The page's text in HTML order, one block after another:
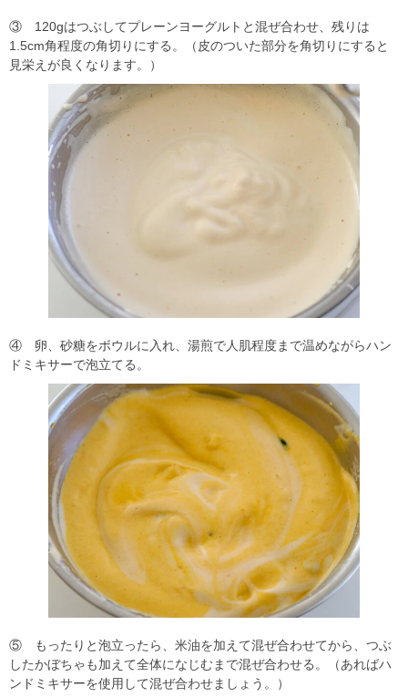
③ 120gはつぶしてプレーンヨーグルトと混ぜ合わせ、残りは
1.5cm角程度の角切りにする。（皮のついた部分を角切りにすると
見栄えが良くなります。）
④ 卵、砂糖をボウルに入れ、湯煎で人肌程度まで温めながらハン
ドミキサーで泡立てる。
⑤ もったりと泡立ったら、米油を加えて混ぜ合わせてから、つぶ
したかぼちゃも加えて全体になじむまで混ぜ合わせる。（あればハ
ンドミキサーを使用して混ぜ合わせましょう。）